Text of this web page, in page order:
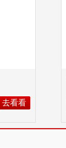
去看看